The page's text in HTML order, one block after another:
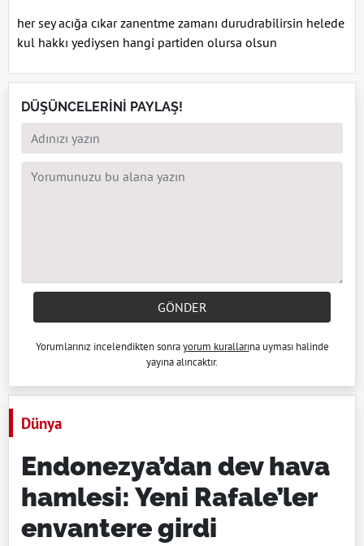
her sey acığa cıkar zanentme zamanı durudrabilirsin helede
kul hakkı yediysen hangi partiden olursa olsun
DÜŞÜNCELERİNİ PAYLAŞ!
GÖNDER
Yorumlarınız incelendikten sonrayorum kurallarına uyması halinde
yayına alıncaktır.
Dünya
Endonezya’dan dev hava
hamlesi: Yeni Rafale’ler
envantere girdi